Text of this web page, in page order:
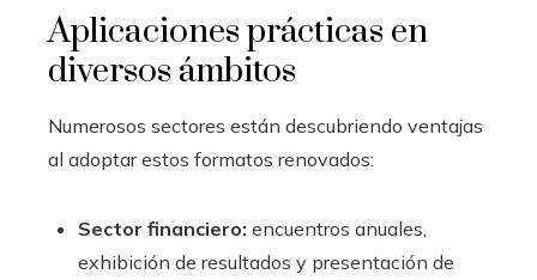
Aplicaciones prácticas en
diversos ámbitos
Numerosos sectores están descubriendo ventajas
al adoptar estos formatos renovados:
Sector financiero: encuentros anuales,
exhibición de resultados y presentación de